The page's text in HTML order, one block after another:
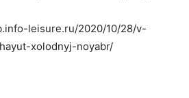
leisure.ru/2020/10/28/v-
xolodnyj-noyabr/